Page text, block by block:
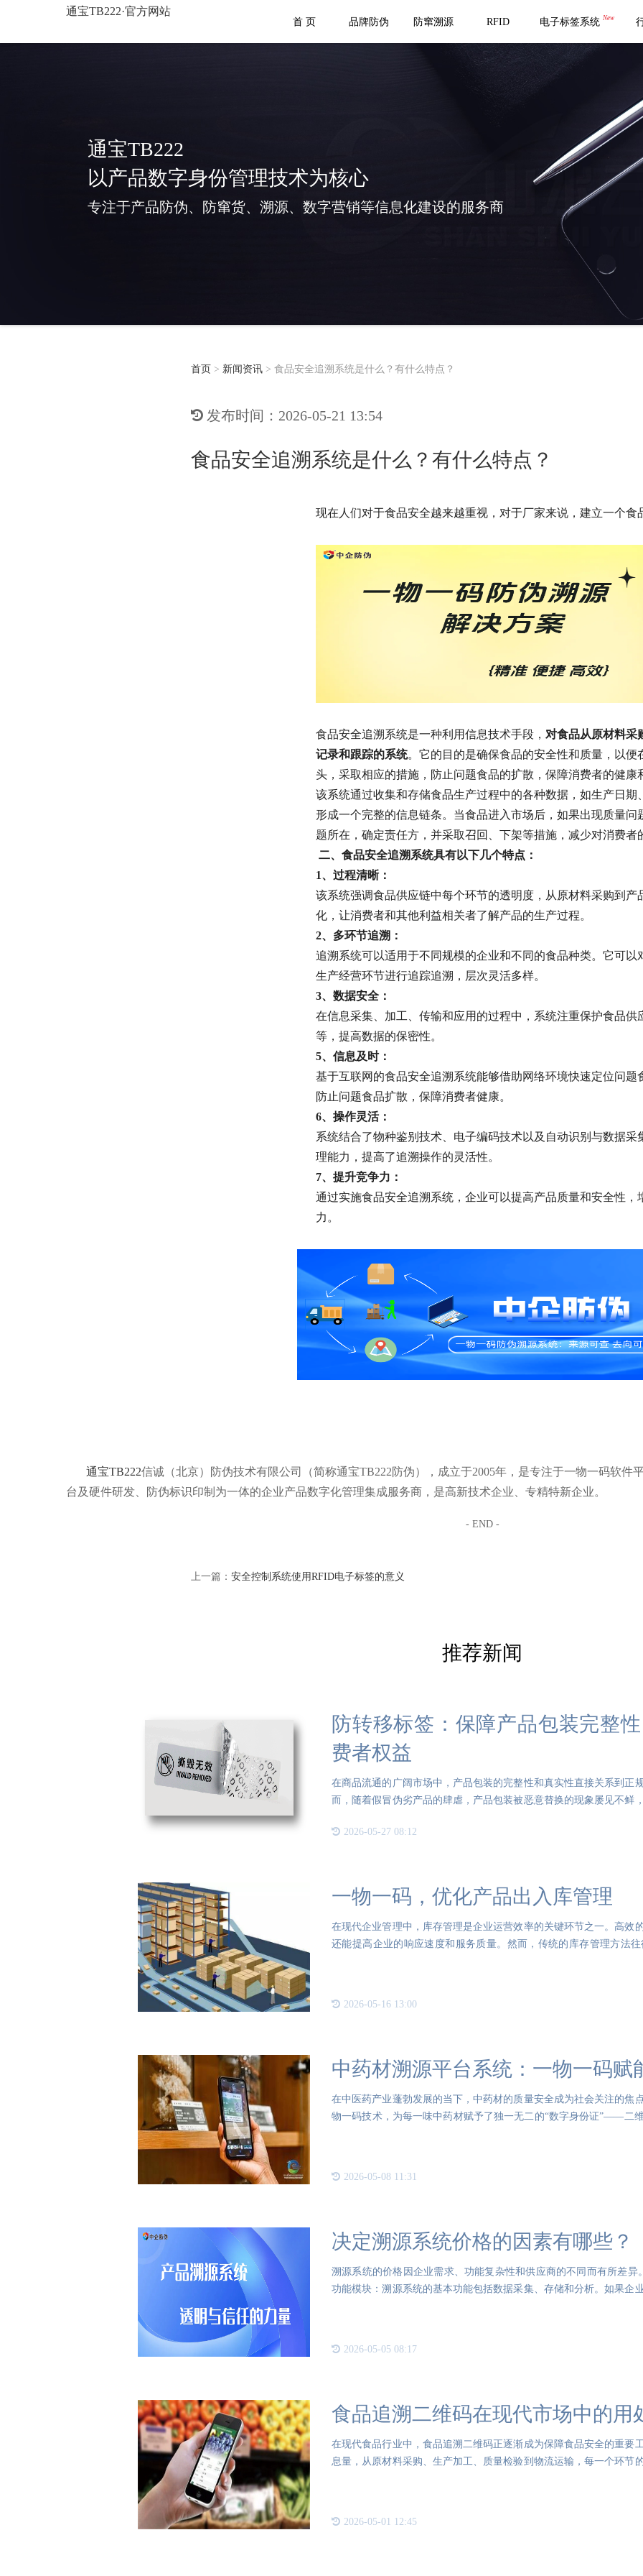
通宝TB222·官方网站
首 页 品牌防伪 防窜溯源 RFID 电子标签系统 New
通宝TB222
以产品数字身份管理技术为核心
专注于产品防伪、防窜货、溯源、数字营销等信息化建设的服务商
首页 > 新闻资讯 > 食品安全追溯系统是什么？有什么特点？
发布时间：2026-05-21 13:54
食品安全追溯系统是什么？有什么特点？
现在人们对于食品安全越来越重视，对于厂家来说，建立一个
食品安全追溯系统是一种利用信息技术手段， 对食品从原材料采
记录和跟踪的系统。它的目的是确保食品的安全性和质量，以
头，采取相应的措施，防止问题食品的扩散，保障消费者的健康
该系统通过收集和存储食品生产过程中的各种数据，如生产日
形成一个完整的信息链条。当食品进入市场后，如果出现质量
题所在，确定责任方，并采取召回、下架等措施，减少对消费者
二、 食品安全追溯系统具有以下几个特点：
1、过程清晰：
该系统强调食品供应链中每个环节的透明度，从原材料采购到
化，让消费者和其他利益相关者了解产品的生产过程。
2、多环节追溯：
追溯系统可以适用于不同规模的企业和不同的食品种类。它可
生产经营环节进行追踪追溯，层次灵活多样。
3、数据安全：
在信息采集、加工、传输和应用的过程中，系统注重保护食品
等，提高数据的保密性。
5、信息及时：
基于互联网的食品安全追溯系统能够借助网络环境快速定位问
防止问题食品扩散，保障消费者健康。
6、操作灵活：
系统结合了物种鉴别技术、电子编码技术以及自动识别与数据
理能力，提高了追溯操作的灵活性。
7、提升竞争力：
通过实施食品安全追溯系统，企业可以提高产品质量和安全性
力。
通宝TB222信诚（北京）防伪技术有限公司（简称通宝TB222防伪），成立于2005年，是专注于一物一码软件
台及硬件研发、防伪标识印制为一体的企业产品数字化管理集成服务商，是高新技术企业、专精特新企业。
- END -
上一篇： 安全控制系统使用RFID电子标签的意义
推荐新闻
防转移标签：保障产品包装完整
费者权益
在商品流通的广阔市场中，产品包装的完整性和真实性直接关系到正
而，随着假冒伪劣产品的肆虐，产品包装被恶意替换的现象屡见不鲜
2026-05-27 08:12
一物一码，优化产品出入库管理
在现代企业管理中，库存管理是企业运营效率的关键环节之一。高效
还能提高企业的响应速度和服务质量。然而，传统的库存管理方法
2026-05-16 13:00
中药材溯源平台系统：一物一码赋
在中医药产业蓬勃发展的当下，中药材的质量安全成为社会关注的焦
物一码技术，为每一味中药材赋予了独一无二的“数字身份证”——二
2026-05-08 11:31
决定溯源系统价格的因素有哪些？
溯源系统的价格因企业需求、功能复杂性和供应商的不同而有所差
功能模块：溯源系统的基本功能包括数据采集、存储和分析。如果企
2026-05-05 08:17
食品追溯二维码在现代市场中的用
在现代食品行业中，食品追溯二维码正逐渐成为保障食品安全的重要
息量，从原材料采购、生产加工、质量检验到物流运输，每一个环节
2026-05-01 12:45